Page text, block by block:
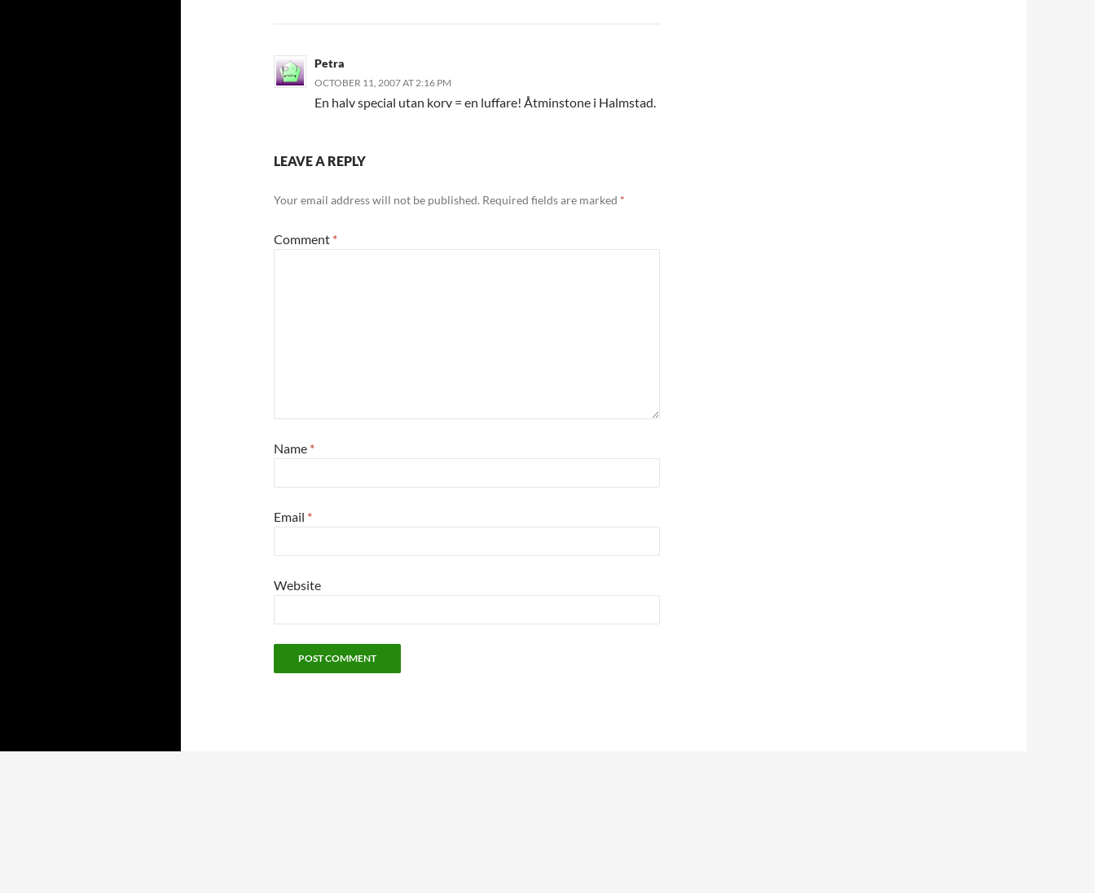
Petra
OCTOBER 11, 2007 AT 2:16 PM
En halv special utan korv = en luffare! Åtminstone i Halmstad.
LEAVE A REPLY
Your email address will not be published. Required fields are marked *
Comment *
Name *
Email *
Website